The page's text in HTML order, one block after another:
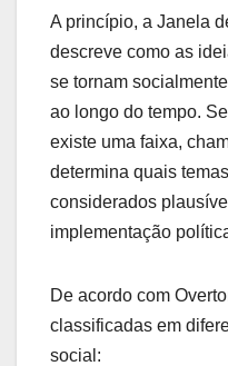
A princípio, a Janela
descreve como as
se tornam
ao longo do tempo.
existe uma faixa,
determina quais
considerados
implementação
De acordo com
classificadas em
social: